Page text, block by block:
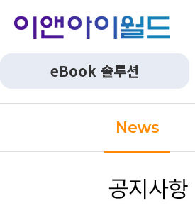
eBook 솔루션
News